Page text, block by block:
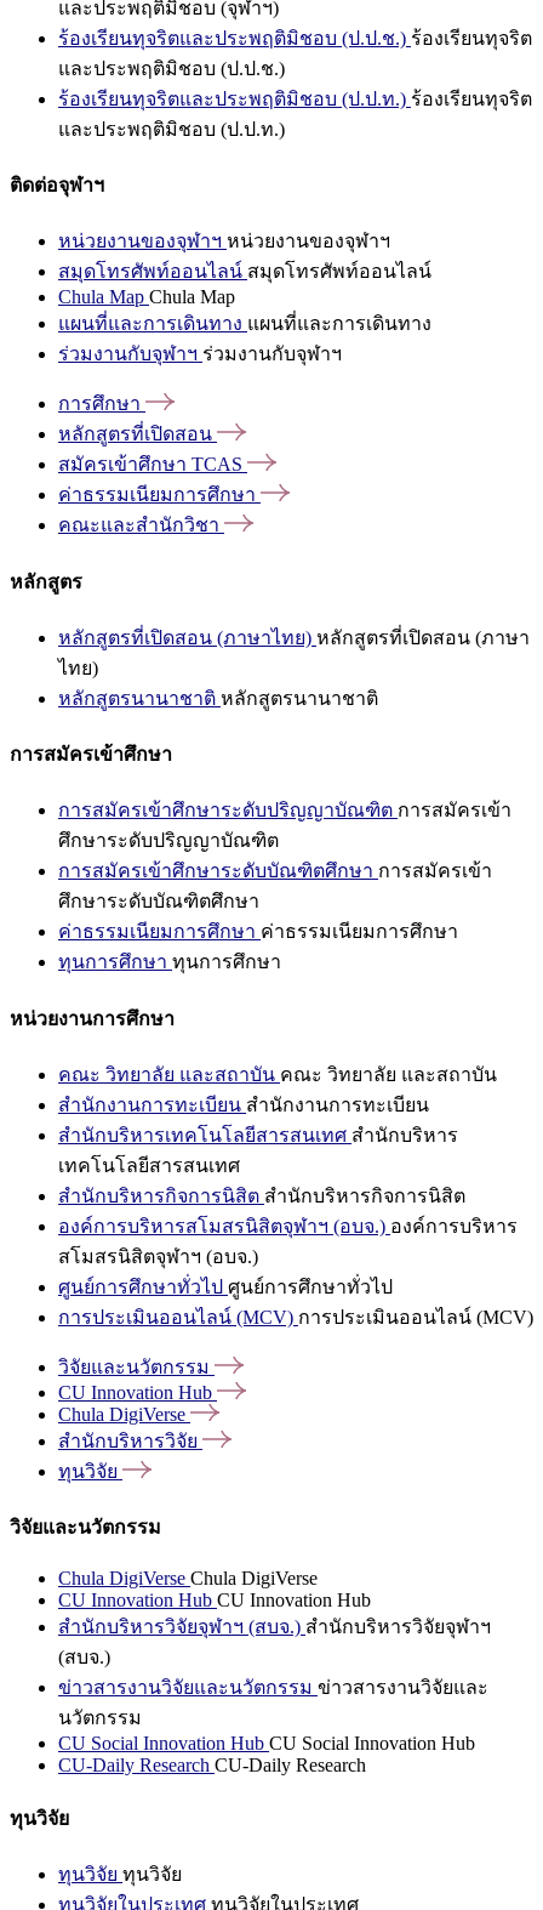
และประพฤติมิชอบ (จุฬาฯ)
ร้องเรียนทุจริตและประพฤติมิชอบ (ป.ป.ช.) ร้องเรียนทุจริต
และประพฤติมิชอบ (ป.ป.ช.)
ร้องเรียนทุจริตและประพฤติมิชอบ (ป.ป.ท.) ร้องเรียนทุจริต
และประพฤติมิชอบ (ป.ป.ท.)
ติดต่อจุฬาฯ
หน่วยงานของจุฬาฯ หน่วยงานของจุฬาฯ
สมุดโทรศัพท์ออนไลน์ สมุดโทรศัพท์ออนไลน์
Chula Map Chula Map
แผนที่และการเดินทาง แผนที่และการเดินทาง
ร่วมงานกับจุฬาฯ ร่วมงานกับจุฬาฯ
การศึกษา
หลักสูตรที่เปิดสอน
สมัครเข้าศึกษา TCAS
ค่าธรรมเนียมการศึกษา
คณะและสำนักวิชา
หลักสูตร
หลักสูตรที่เปิดสอน (ภาษาไทย) หลักสูตรที่เปิดสอน (ภาษา
ไทย)
หลักสูตรนานาชาติ หลักสูตรนานาชาติ
การสมัครเข้าศึกษา
การสมัครเข้าศึกษาระดับปริญญาบัณฑิต การสมัครเข้า
ศึกษาระดับปริญญาบัณฑิต
การสมัครเข้าศึกษาระดับบัณฑิตศึกษา การสมัครเข้า
ศึกษาระดับบัณฑิตศึกษา
ค่าธรรมเนียมการศึกษา ค่าธรรมเนียมการศึกษา
ทุนการศึกษา ทุนการศึกษา
หน่วยงานการศึกษา
คณะ วิทยาลัย และสถาบัน คณะ วิทยาลัย และสถาบัน
สำนักงานการทะเบียน สำนักงานการทะเบียน
สำนักบริหารเทคโนโลยีสารสนเทศ สำนักบริหาร
เทคโนโลยีสารสนเทศ
สำนักบริหารกิจการนิสิต สำนักบริหารกิจการนิสิต
องค์การบริหารสโมสรนิสิตจุฬาฯ (อบจ.) องค์การบริหาร
สโมสรนิสิตจุฬาฯ (อบจ.)
ศูนย์การศึกษาทั่วไป ศูนย์การศึกษาทั่วไป
การประเมินออนไลน์ (MCV) การประเมินออนไลน์ (MCV)
วิจัยและนวัตกรรม
CU Innovation Hub
Chula DigiVerse
สำนักบริหารวิจัย
ทุนวิจัย
วิจัยและนวัตกรรม
Chula DigiVerse Chula DigiVerse
CU Innovation Hub CU Innovation Hub
สำนักบริหารวิจัยจุฬาฯ (สบจ.) สำนักบริหารวิจัยจุฬาฯ
(สบจ.)
ข่าวสารงานวิจัยและนวัตกรรม ข่าวสารงานวิจัยและ
นวัตกรรม
CU Social Innovation Hub CU Social Innovation Hub
CU-Daily Research CU-Daily Research
ทุนวิจัย
ทุนวิจัย ทุนวิจัย
ทุนวิจัยในประเทศ ทุนวิจัยในประเทศ